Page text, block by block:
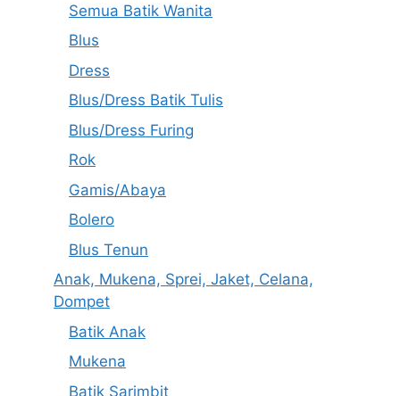
Semua Batik Wanita
Blus
Dress
Blus/Dress Batik Tulis
Blus/Dress Furing
Rok
Gamis/Abaya
Bolero
Blus Tenun
Anak, Mukena, Sprei, Jaket, Celana,
Dompet
Batik Anak
Mukena
Batik Sarimbit